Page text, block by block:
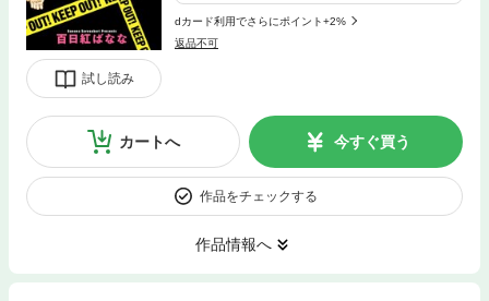
試し読み
dカード利用でさらにポイント+2%
返品不可
カートへ 今すぐ買う
作品をチェックする
作品情報へ